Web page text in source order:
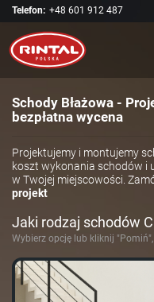
Telefon: +48 601 912 487
Schody Błażowa -
bezpłatna wycena
Projektujemy i montujemy
koszt wykonania schodów i
w Twojej miejscowości.
projekt
Jaki rodzaj schodów
Wybierz opcję lub kliknij